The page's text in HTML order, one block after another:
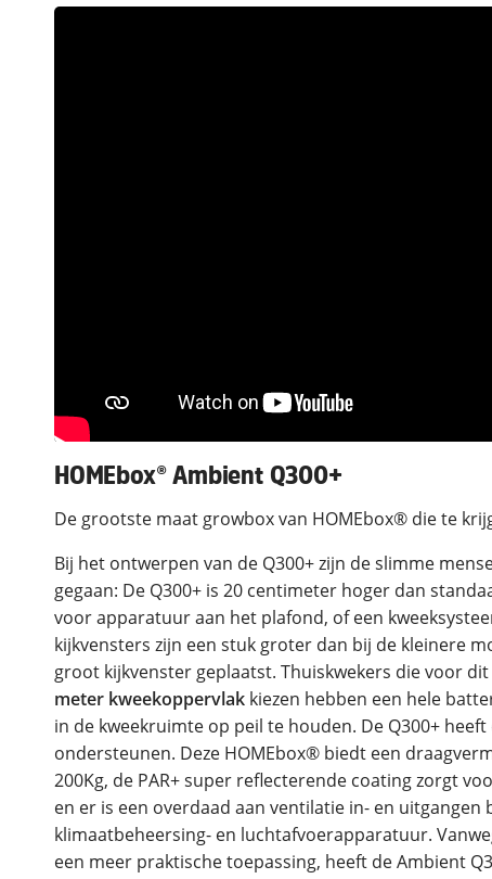
HOMEbox® Ambient Q300+
De grootste maat growbox van HOMEbox® die te
Bij het ontwerpen van de Q300+ zijn de slimme
gegaan: De Q300+ is 20 centimeter hoger dan
voor apparatuur aan het plafond, of een
kijkvensters zijn een stuk groter dan bij de kleinere
groot kijkvenster geplaatst. Thuiskwekers die voor
meter kweekoppervlak kiezen hebben een hele
in de kweekruimte op peil te houden. De Q300+
ondersteunen. Deze HOMEbox® biedt een
200Kg, de PAR+ super reflecterende coating zorgt
en er is een overdaad aan ventilatie in- en uitgangen
klimaatbeheersing- en luchtafvoerapparatuur.
een meer praktische toepassing, heeft de Ambient